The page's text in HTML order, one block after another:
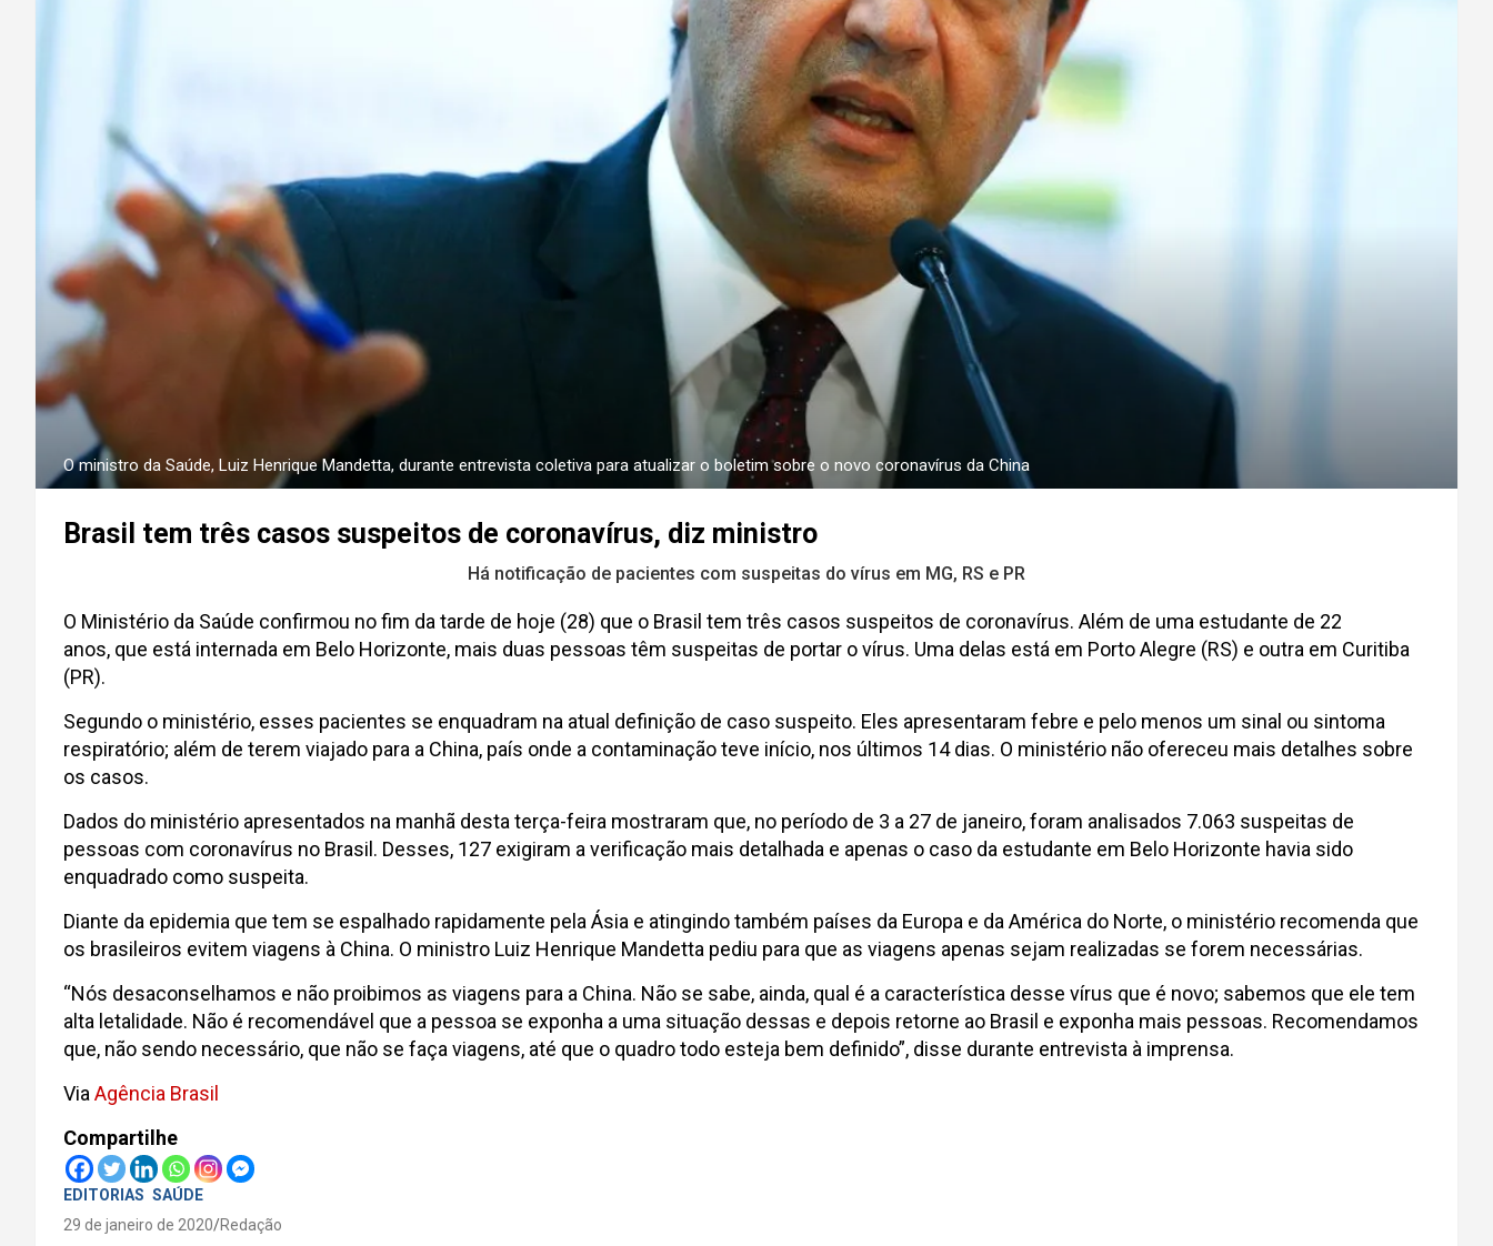
O ministro da Saúde, Luiz Henrique Mandetta, durante entrevista coletiva para atualizar o boletim sobre o novo coronavírus da China
Brasil tem três casos suspeitos de coronavírus, diz ministro
Há notificação de pacientes com suspeitas do vírus em MG, RS e PR
O Ministério da Saúde confirmou no fim da tarde de hoje (28) que o Brasil tem três casos suspeitos de coronavírus. Além de uma estudante de 22
anos, que está internada em Belo Horizonte, mais duas pessoas têm suspeitas de portar o vírus. Uma delas está em Porto Alegre (RS) e outra em Curitiba
(PR).
Segundo o ministério, esses pacientes se enquadram na atual definição de caso suspeito. Eles apresentaram febre e pelo menos um sinal ou sintoma
respiratório; além de terem viajado para a China, país onde a contaminação teve início, nos últimos 14 dias. O ministério não ofereceu mais detalhes sobre
os casos.
Dados do ministério apresentados na manhã desta terça-feira mostraram que, no período de 3 a 27 de janeiro, foram analisados 7.063 suspeitas de
pessoas com coronavírus no Brasil. Desses, 127 exigiram a verificação mais detalhada e apenas o caso da estudante em Belo Horizonte havia sido
enquadrado como suspeita.
Diante da epidemia que tem se espalhado rapidamente pela Ásia e atingindo também países da Europa e da América do Norte, o ministério recomenda que
os brasileiros evitem viagens à China. O ministro Luiz Henrique Mandetta pediu para que as viagens apenas sejam realizadas se forem necessárias.
“Nós desaconselhamos e não proibimos as viagens para a China. Não se sabe, ainda, qual é a característica desse vírus que é novo; sabemos que ele tem
alta letalidade. Não é recomendável que a pessoa se exponha a uma situação dessas e depois retorne ao Brasil e exponha mais pessoas. Recomendamos
que, não sendo necessário, que não se faça viagens, até que o quadro todo esteja bem definido”, disse durante entrevista à imprensa.
Via Agência Brasil
Compartilhe
EDITORIAS SAÚDE
29 de janeiro de 2020 Redação